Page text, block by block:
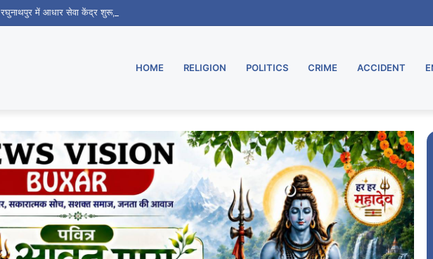
रघुनाथपुर में आधार सेवा केंद्र शुरू, मुरार उपडाकघर नए भवन में हुआ स्थानांतरित
HOME RELIGION POLITICS CRIME ACCIDENT